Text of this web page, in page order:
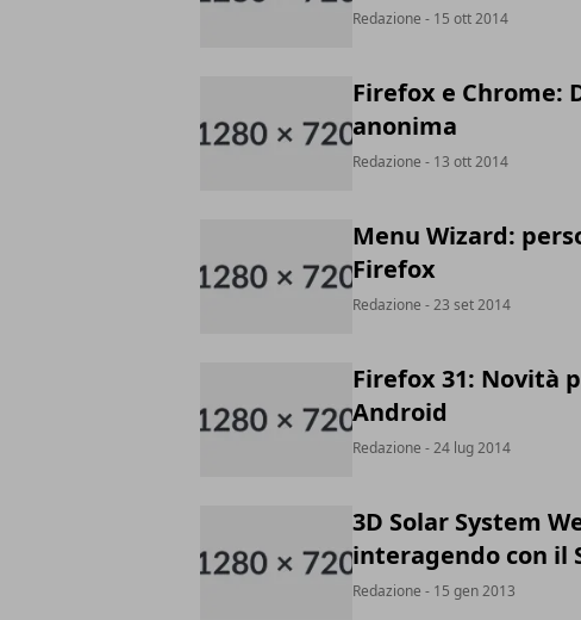
Redazione - 15 ott 2014
Firefox e Chrome:
anonima
Redazione - 13 ott 2014
Menu Wizard:
Firefox
Redazione - 23 set 2014
Firefox 31: Novità
Android
Redazione - 24 lug 2014
3D Solar System
interagendo con il
Redazione - 15 gen 2013